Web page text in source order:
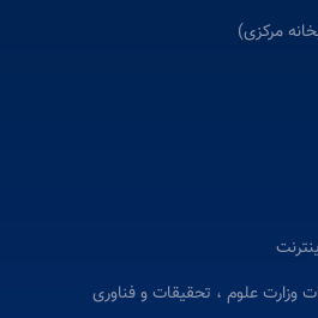
مرکزی)
وزارت علوم ، تحقیقات و فناوری